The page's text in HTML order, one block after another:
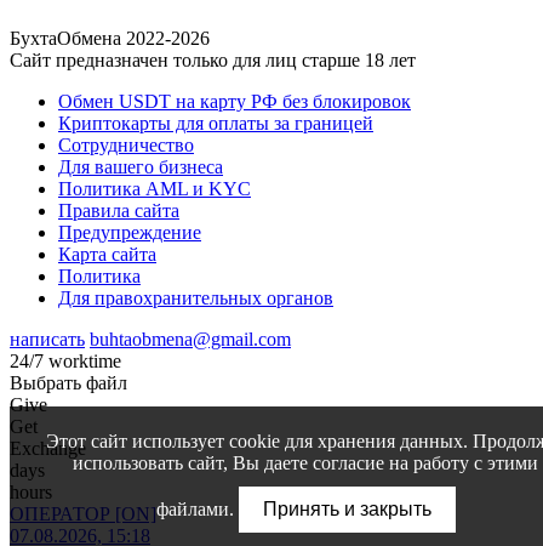
БухтаОбмена 2022-2026
Сайт предназначен только для лиц старше 18 лет
Обмен USDT на карту РФ без блокировок
Криптокарты для оплаты за границей
Сотрудничество
Для вашего бизнеса
Политика AML и KYC
Правила сайта
Предупреждение
Карта сайта
Политика
Для правохранительных органов
написать buhtaobmena@gmail.com
24/7 worktime
Выбрать файл
Give
Get
Exchange
days
hours
ОПЕРАТОР [ON]
07.08.2026, 15:18
Этот сайт использует cookie для хранения данных.
использовать сайт, Вы даете согласие на работу с этими
файлами. Принять и закрыть